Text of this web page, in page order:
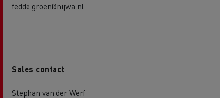
fedde.groen@nijwa.nl
Sales contact
Stephan van der Werf